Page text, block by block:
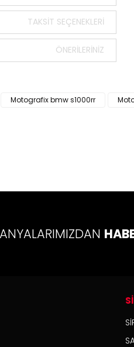
TAKSIT SEÇENEKLERI
ÖNERILERINIZ
Motografix bmw s1000rr